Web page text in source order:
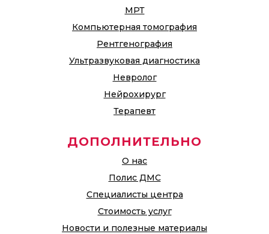
МРТ
Компьютерная томография
Рентгенография
Ультразвуковая диагностика
Невролог
Нейрохирург
Терапевт
ДОПОЛНИТЕЛЬНО
О нас
Полис ДМС
Специалисты центра
Стоимость услуг
Новости и полезные материалы